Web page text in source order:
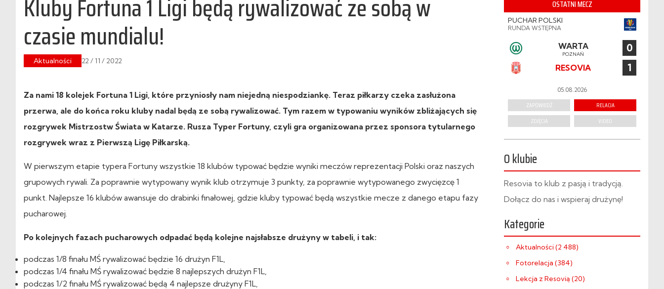
Kluby Fortuna 1 Ligi będą rywalizować ze sobą w
czasie mundialu!
Aktualności 22 / 11 / 2022
Za nami 18 kolejek Fortuna 1 Ligi, które przyniosły nam niejedną niespodziankę. Teraz piłkarzy czeka zasłużona
przerwa, ale do końca roku kluby nadal będą ze sobą rywalizować. Tym razem w typowaniu wyników zbliżających się
rozgrywek Mistrzostw Świata w Katarze. Rusza Typer Fortuny, czyli gra organizowana przez sponsora tytularnego
rozgrywek wraz z Pierwszą Ligę Piłkarską.
W pierwszym etapie typera Fortuny wszystkie 18 klubów typować będzie wyniki meczów reprezentacji Polski oraz naszych
grupowych rywali. Za poprawnie wytypowany wynik klub otrzymuje 3 punkty, za poprawnie wytypowanego zwycięzcę 1
punkt. Najlepsze 16 klubów awansuje do drabinki finałowej, gdzie kluby typować będą wszystkie mecze z danego etapu fazy
pucharowej.
Po kolejnych fazach pucharowych odpadać będą kolejne najsłabsze drużyny w tabeli, i tak:
podczas 1/8 finału MŚ rywalizować będzie 16 drużyn F1L,
podczas 1/4 finału MŚ rywalizować będzie 8 najlepszych drużyn F1L,
podczas 1/2 finału MŚ rywalizować będą 4 najlepsze drużyny F1L,
OSTATNI MECZ
PUCHAR POLSKI
RUNDA WSTĘPNA
WARTA
POZNAŃ 0
RESOVIA 1
05.08.2026
ZAPOWIEDŹ
RELACJA
ZDJĘCIA
VIDEO
O klubie
Resovia to klub z pasją i tradycją.
Dołącz do nas i wspieraj drużynę!
Kategorie
Aktualności (2 488)
Fotorelacja (384)
Lekcja z Resovią (20)